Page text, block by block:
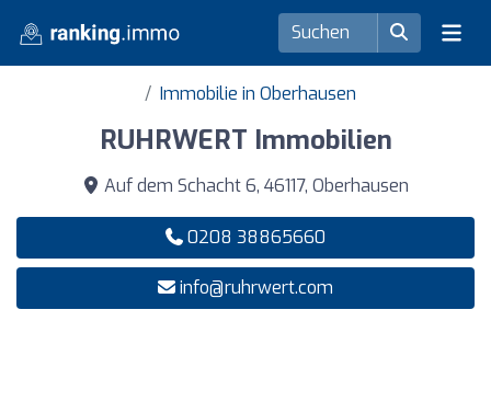
Immobilie in Oberhausen
RUHRWERT Immobilien
Auf dem Schacht 6, 46117, Oberhausen
0208 38865660
info@ruhrwert.com